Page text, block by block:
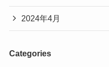
2024年4月
Categories